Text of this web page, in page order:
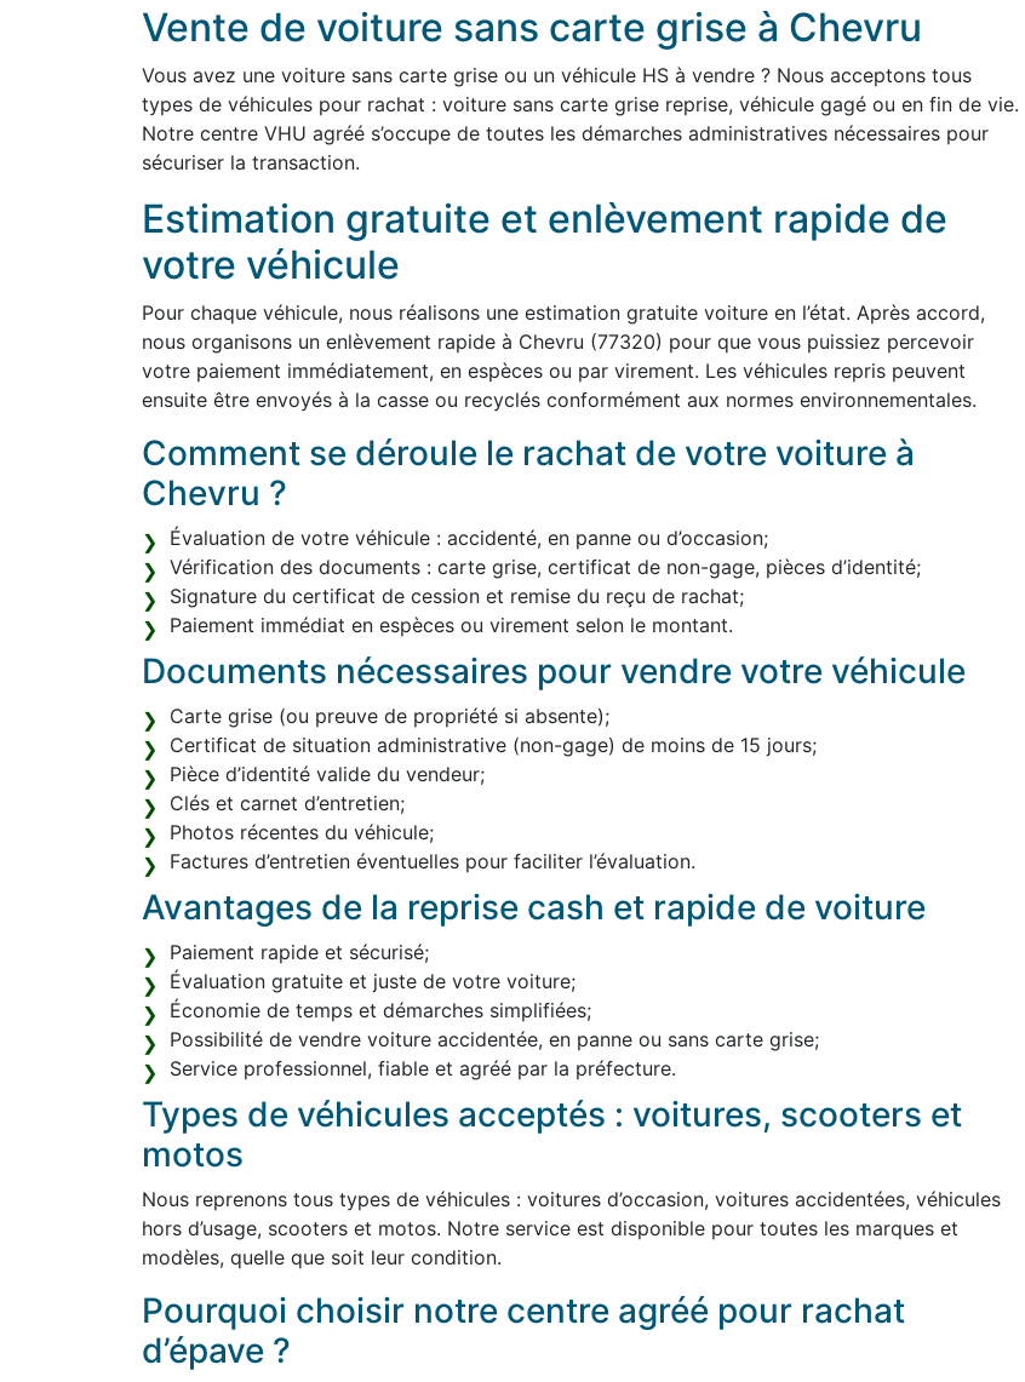
Vente de voiture sans carte grise à Chevru
Vous avez une voiture sans carte grise ou un véhicule HS à vendre ? Nous acceptons tous
types de véhicules pour rachat : voiture sans carte grise reprise, véhicule gagé ou en fin de vie.
Notre centre VHU agréé s’occupe de toutes les démarches administratives nécessaires pour
sécuriser la transaction.
Estimation gratuite et enlèvement rapide de
votre véhicule
Pour chaque véhicule, nous réalisons une estimation gratuite voiture en l’état. Après accord,
nous organisons un enlèvement rapide à Chevru (77320) pour que vous puissiez percevoir
votre paiement immédiatement, en espèces ou par virement. Les véhicules repris peuvent
ensuite être envoyés à la casse ou recyclés conformément aux normes environnementales.
Comment se déroule le rachat de votre voiture à
Chevru ?
Évaluation de votre véhicule : accidenté, en panne ou d’occasion;
Vérification des documents : carte grise, certificat de non-gage, pièces d’identité;
Signature du certificat de cession et remise du reçu de rachat;
Paiement immédiat en espèces ou virement selon le montant.
Documents nécessaires pour vendre votre véhicule
Carte grise (ou preuve de propriété si absente);
Certificat de situation administrative (non-gage) de moins de 15 jours;
Pièce d’identité valide du vendeur;
Clés et carnet d’entretien;
Photos récentes du véhicule;
Factures d’entretien éventuelles pour faciliter l’évaluation.
Avantages de la reprise cash et rapide de voiture
Paiement rapide et sécurisé;
Évaluation gratuite et juste de votre voiture;
Économie de temps et démarches simplifiées;
Possibilité de vendre voiture accidentée, en panne ou sans carte grise;
Service professionnel, fiable et agréé par la préfecture.
Types de véhicules acceptés : voitures, scooters et
motos
Nous reprenons tous types de véhicules : voitures d’occasion, voitures accidentées, véhicules
hors d’usage, scooters et motos. Notre service est disponible pour toutes les marques et
modèles, quelle que soit leur condition.
Pourquoi choisir notre centre agréé pour rachat
d’épave ?